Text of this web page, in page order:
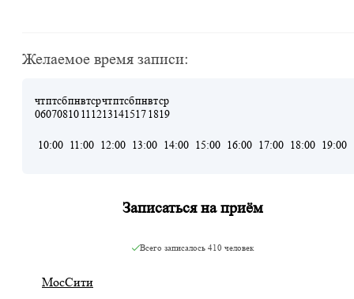
Желаемое время записи:
чт
06
пт
07
сб
08
пн
10
вт
11
ср
12
чт
13
пт
14
сб
15
пн
17
вт
18
ср
19
10:00 11:00 12:00 13:00 14:00 15:00 16:00 17:00 18:00 19:00
Записаться на приём
Всего записалось 410 человек
МосСити